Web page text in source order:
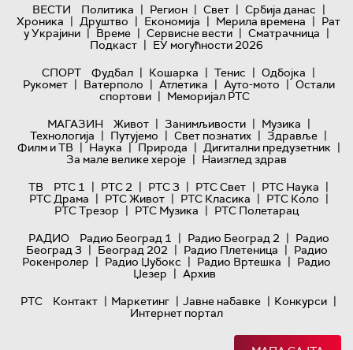
ВЕСТИ Политика | Регион | Свет | Србија данас |
Хроника | Друштво | Економија | Мерила времена | Рат
у Украјини | Време | Сервисне вести | Сматрачница |
Подкаст | ЕУ могућности 2026
СПОРТ
Фудбал | Кошарка | Тенис | Одбојка |
Рукомет | Ватерполо | Атлетика | Ауто-мото | Остали
спортови | Меморијал РТС
МАГАЗИН
Живот | Занимљивости | Музика |
Технологијa | Путујемо | Свет познатих | Здравље |
Филм и ТВ | Наука | Природа | Дигитални предузетник |
За мале велике хероје | Наизглед здрав
ТВ
РТС 1 | РТС 2 | РТС 3 | РТС Свет | РТС Наука |
РТС Драма | РТС Живот | РТС Класика | РТС Коло |
РТС Трезор | РТС Музика | РТС Полетарац
РАДИО
Радио Београд 1 | Радио Београд 2 | Радио
Београд 3 | Београд 202 | Радио Плетеница | Радио
Рокенролер | Радио Џубокс | Радио Вртешка | Радио
Џезер | Архив
РТС
Контакт | Маркетинг | Јавне набавке | Конкурси |
Интернет портал